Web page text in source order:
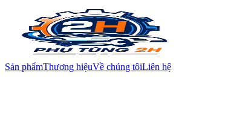
Sản phẩmThương hiệuVề chúng tôiLiên hệ